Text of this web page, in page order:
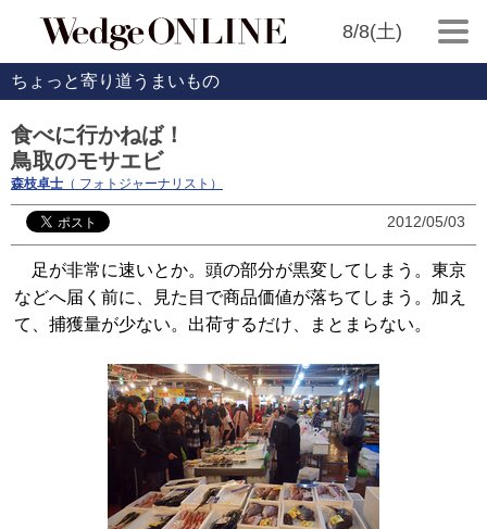
8/8(土)
ちょっと寄り道うまいもの
食べに行かねば！
鳥取のモサエビ
森枝卓士 （ フォトジャーナリスト）
2012/05/03
足が非常に速いとか。頭の部分が黒変してしまう。東京
などへ届く前に、見た目で商品価値が落ちてしまう。加え
て、捕獲量が少ない。出荷するだけ、まとまらない。